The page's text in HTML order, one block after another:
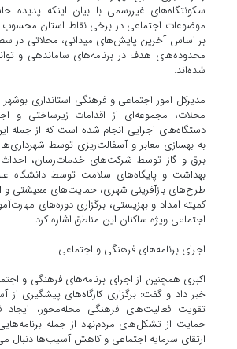
سکونتگاه‌های غیررسمی با بیان اینکه پدیده
موضوعات اجتماعی در برخی نقاط استان محسوب
بر اساس آخرین پایش‌های میدانی، محلاتی در
محدوده‌های هدف در برنامه‌های ساماندهی و
شده‌اند.
مدیرکل امور اجتماعی و فرهنگی استانداری
محلات، مجموعه‌ای از اقدامات زیرساختی و
دستگاه‌های اجرایی انجام شده است که از جمله
به بهسازی معابر و آسفالت‌ریزی توسط
برق و گاز توسط شرکت‌های خدمات‌رسان، احداث
بهداشت و پایگاه‌های سلامت توسط دانشگاه
طرح‌های بازآفرینی شهری، حمایت‌های معیشتی و
کمیته امداد و بهزیستی، برگزاری دوره‌های
اجتماعی ویژه ساکنان این مناطق اشاره کرد.
اجرای برنامه‌های فرهنگی و اجتماعی
اکبری همچنین از اجرای برنامه‌های فرهنگی و
خبر داد و گفت: برگزاری کارگاه‌های پیشگیری از
تقویت فعالیت‌های فرهنگی محله‌محور،
حمایت از تشکل‌های مردم‌نهاد از جمله
ارتقای سرمایه اجتماعی و کاهش آسیب‌ها دنبال